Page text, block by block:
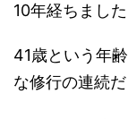
10年経ちました
41歳という年
な修行の連続だ